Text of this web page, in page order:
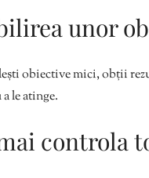
unor
obiective mici, obții
le atinge.
controla